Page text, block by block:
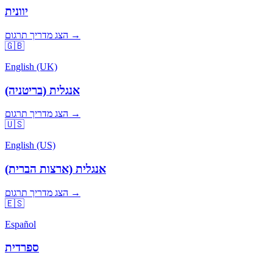
יוונית
הצג מדריך תרגום →
🇬🇧
English (UK)
אנגלית (בריטניה)
הצג מדריך תרגום →
🇺🇸
English (US)
אנגלית (ארצות הברית)
הצג מדריך תרגום →
🇪🇸
Español
ספרדית